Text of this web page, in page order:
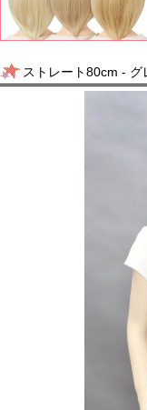
ストレート80cm - グ